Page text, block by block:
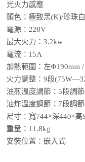
光火力感應
顏色：極致黑(K)/珍珠
電源：220V
最大火力：3.2kw
電流：15A
加熱範圍：左Φ190mm
火力調整：9段
油煎溫度調節：5段調
油炸溫度調節：7段調
尺寸：寬744×深440×高
重量：11.8kg
安裝位置：嵌入式